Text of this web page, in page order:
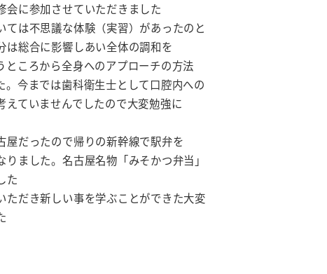
会に参加させていただきました
ては不思議な体験（実習）があったのと
は総合に影響しあい全体の調和を
ところから全身へのアプローチの方法
。今までは歯科衛生士として口腔内への
えていませんでしたので大変勉強に
屋だったので帰りの新幹線で駅弁を
りました。名古屋名物「みそかつ弁当」
た
ただき新しい事を学ぶことができた大変